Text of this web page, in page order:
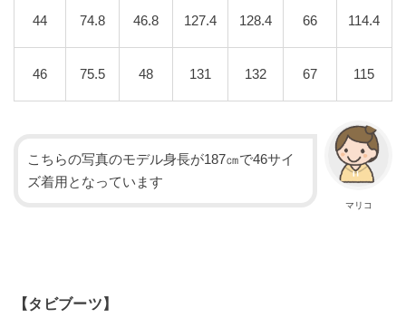
44 74.8 46.8 127.4 128.4 66 114.4
46 75.5 48 131 132 67 115
マリコ
こちらの写真のモデル身長が187㎝で46サイ
ズ着用となっています
【タビブーツ】